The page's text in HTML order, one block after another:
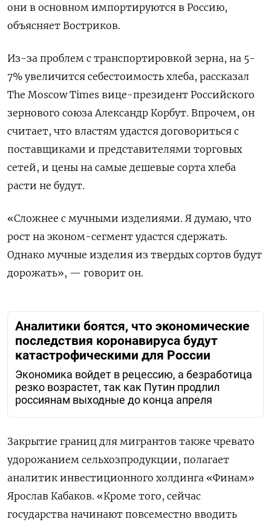
они в основном импортируются в Россию,
объясняет Востриков.
Из-за проблем с транспортировкой зерна, на 5-
7% увеличится себестоимость хлеба, рассказал
The Moscow Times вице-президент Российского
зернового союза Александр Корбут. Впрочем, он
считает, что властям удастся договориться с
поставщиками и представителями торговых
сетей, и цены на самые дешевые сорта хлеба
расти не будут.
«Сложнее с мучными изделиями. Я думаю, что
рост на эконом-сегмент удастся сдержать.
Однако мучные изделия из твердых сортов будут
дорожать», — говорит он.
Аналитики боятся, что экономические
последствия коронавируса будут
катастрофическими для России
Экономика войдет в рецессию, а безработица
резко возрастет, так как Путин продлил
россиянам выходные до конца апреля
Закрытие границ для мигрантов также чревато
удорожанием сельхозпродукции, полагает
аналитик инвестиционного холдинга «Финам»
Ярослав Кабаков. «Кроме того, сейчас
государства начинают повсеместно вводить